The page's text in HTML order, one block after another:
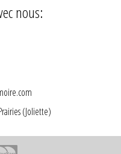
nous:
(Joliette)